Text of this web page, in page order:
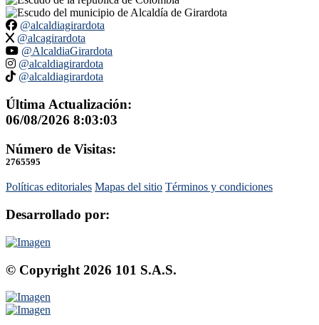
@alcaldiagirardota
@alcagirardota
@AlcaldiaGirardota
@alcaldiagirardota
@alcaldiagirardota
Última Actualización:
06/08/2026 8:03:03
Número de Visitas:
2765595
Políticas editoriales Mapas del sitio Términos y condiciones
Desarrollado por:
© Copyright 2026 101 S.A.S.